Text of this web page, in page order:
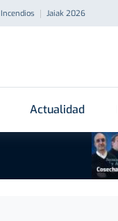
Incendios Jaiak 2026
Actualidad